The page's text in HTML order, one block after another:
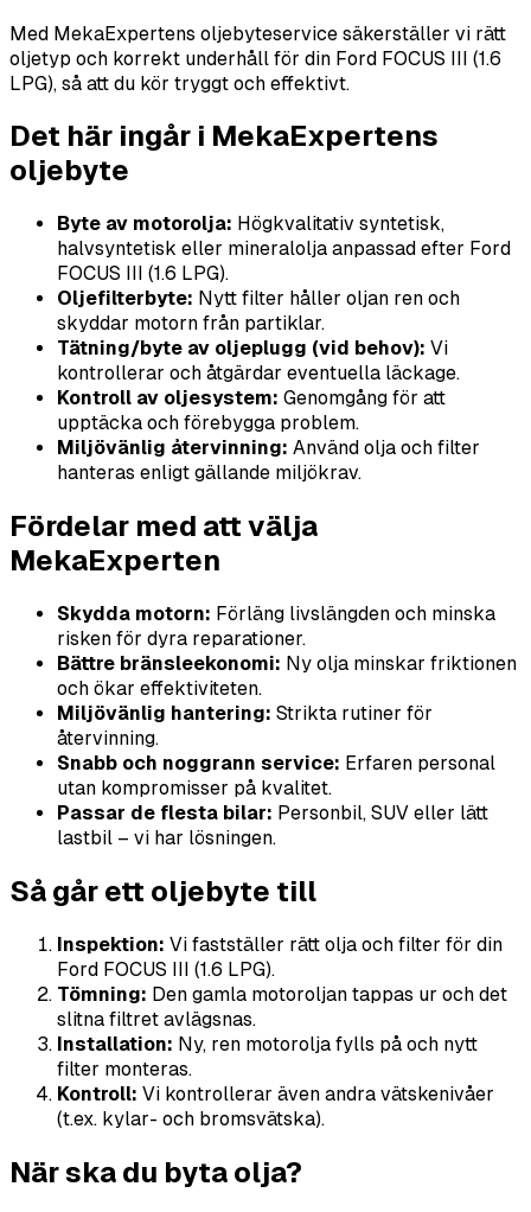
Med MekaExpertens oljebyteservice säkerställer vi rätt
oljetyp och korrekt underhåll för din Ford FOCUS III (1.6
LPG), så att du kör tryggt och effektivt.
Det här ingår i MekaExpertens
oljebyte
Byte av motorolja: Högkvalitativ syntetisk,
halvsyntetisk eller mineralolja anpassad efter Ford
FOCUS III (1.6 LPG).
Oljefilterbyte: Nytt filter håller oljan ren och
skyddar motorn från partiklar.
Tätning/byte av oljeplugg (vid behov): Vi
kontrollerar och åtgärdar eventuella läckage.
Kontroll av oljesystem: Genomgång för att
upptäcka och förebygga problem.
Miljövänlig återvinning: Använd olja och filter
hanteras enligt gällande miljökrav.
Fördelar med att välja
MekaExperten
Skydda motorn: Förläng livslängden och minska
risken för dyra reparationer.
Bättre bränsleekonomi: Ny olja minskar friktionen
och ökar effektiviteten.
Miljövänlig hantering: Strikta rutiner för
återvinning.
Snabb och noggrann service: Erfaren personal
utan kompromisser på kvalitet.
Passar de flesta bilar: Personbil, SUV eller lätt
lastbil – vi har lösningen.
Så går ett oljebyte till
Inspektion: Vi fastställer rätt olja och filter för din
Ford FOCUS III (1.6 LPG).
Tömning: Den gamla motoroljan tappas ur och det
slitna filtret avlägsnas.
Installation: Ny, ren motorolja fylls på och nytt
filter monteras.
Kontroll: Vi kontrollerar även andra vätskenivåer
(t.ex. kylar- och bromsvätska).
När ska du byta olja?